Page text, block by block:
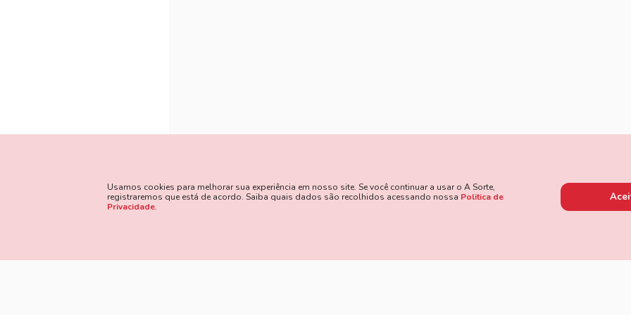
Usamos cookies para melhorar sua experiência em nosso site. Se você continuar a usar o A Sorte,
registraremos que está de acordo. Saiba quais dados são recolhidos acessando nossa Politica de
Privacidade.